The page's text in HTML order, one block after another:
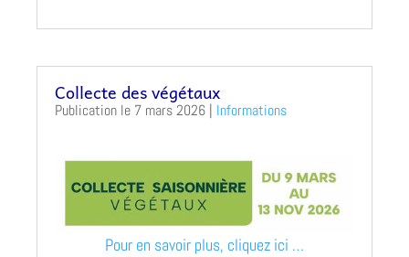
Collecte des végétaux
7 mars 2026 | Informations
Pour en savoir plus, cliquez ici …